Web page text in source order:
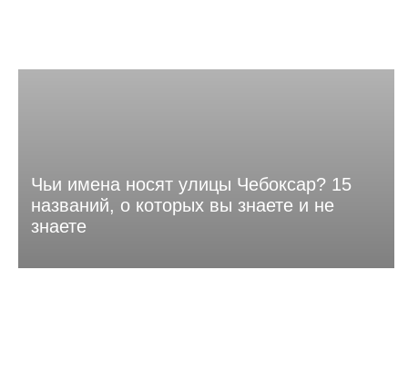
Чьи имена носят улицы Чебоксар? 15
названий, о которых вы знаете и не
знаете